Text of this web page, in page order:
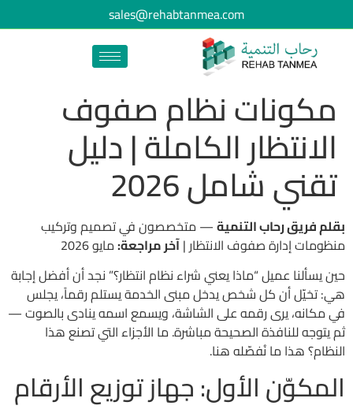
sales@rehabtanmea.com
مكونات نظام صفوف
الانتظار الكاملة | دليل
تقني شامل 2026
بقلم فريق رحاب التنمية— متخصصون في تصميم وتركيب
منظومات إدارة صفوف الانتظار |آخر مراجعة:مايو 2026
حين يسألنا عميل “ماذا يعني شراء نظام انتظار؟” نجد أن أفضل إجابة
هي: تخيّل أن كل شخص يدخل مبنى الخدمة يستلم رقماً، يجلس
في مكانه، يرى رقمه على الشاشة، ويسمع اسمه ينادى بالصوت —
ثم يتوجه للنافذة الصحيحة مباشرة. ما الأجزاء التي تصنع هذا
النظام؟ هذا ما نُفصّله هنا.
المكوّن الأول: جهاز توزيع الأرقام